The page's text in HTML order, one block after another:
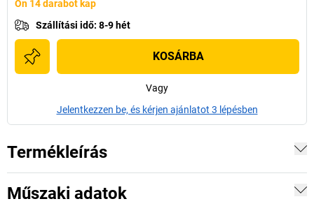
Ön 14 darabot kap
Szállítási idő: 8-9 hét
KOSÁRBA
Vagy
Jelentkezzen be, és kérjen ajánlatot 3 lépésben
Termékleírás
Műszaki adatok